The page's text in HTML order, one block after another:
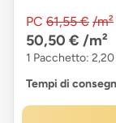
PC 61,55 € /m²
50,50 € /m²
1 Pacchetto: 2,20
Tempi di